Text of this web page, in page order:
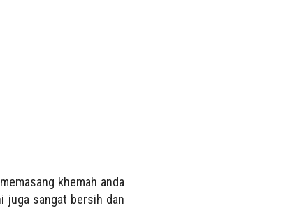
khemah anda
juga sangat bersih dan